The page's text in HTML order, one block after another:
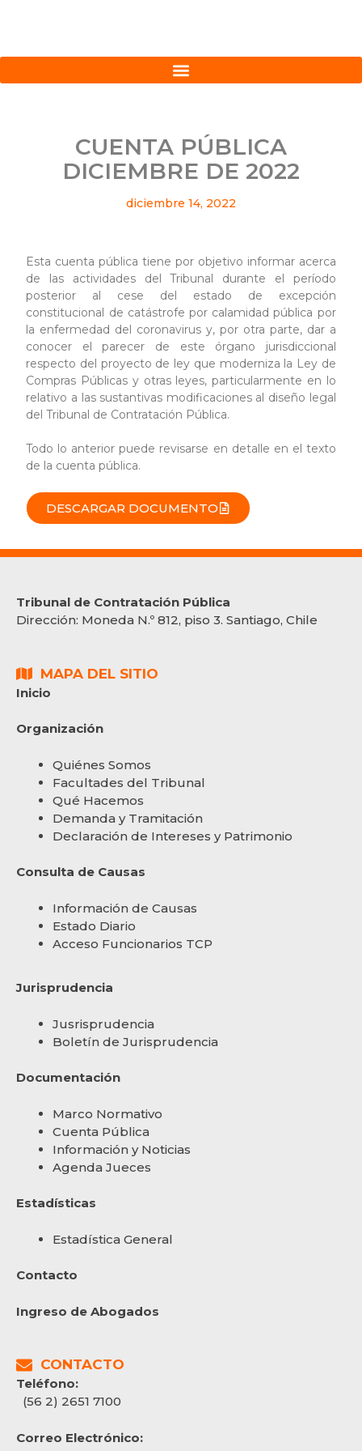
CUENTA PÚBLICA
DICIEMBRE DE 2022
diciembre 14, 2022
Esta cuenta pública tiene por objetivo informar acerca
de las actividades del Tribunal durante el período
posterior al cese del estado de excepción
constitucional de catástrofe por calamidad pública por
la enfermedad del coronavirus y, por otra parte, dar a
conocer el parecer de este órgano jurisdiccional
respecto del proyecto de ley que moderniza la Ley de
Compras Públicas y otras leyes, particularmente en lo
relativo a las sustantivas modificaciones al diseño legal
del Tribunal de Contratación Pública.
Todo lo anterior puede revisarse en detalle en el texto
de la cuenta pública.
DESCARGAR DOCUMENTO
Tribunal de Contratación Pública
Dirección: Moneda N.º 812, piso 3. Santiago, Chile
MAPA DEL SITIO
Inicio
Organización
Quiénes Somos
Facultades del Tribunal
Qué Hacemos
Demanda y Tramitación
Declaración de Intereses y Patrimonio
Consulta de Causas
Información de Causas
Estado Diario
Acceso Funcionarios TCP
Jurisprudencia
Jusrisprudencia
Boletín de Jurisprudencia
Documentación
Marco Normativo
Cuenta Pública
Información y Noticias
Agenda Jueces
Estadísticas
Estadística General
Contacto
Ingreso de Abogados
CONTACTO
Teléfono:
(56 2) 2651 7100
Correo Electrónico: